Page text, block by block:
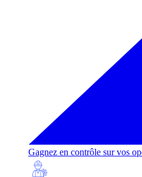
Gagnez en contrôle sur vos